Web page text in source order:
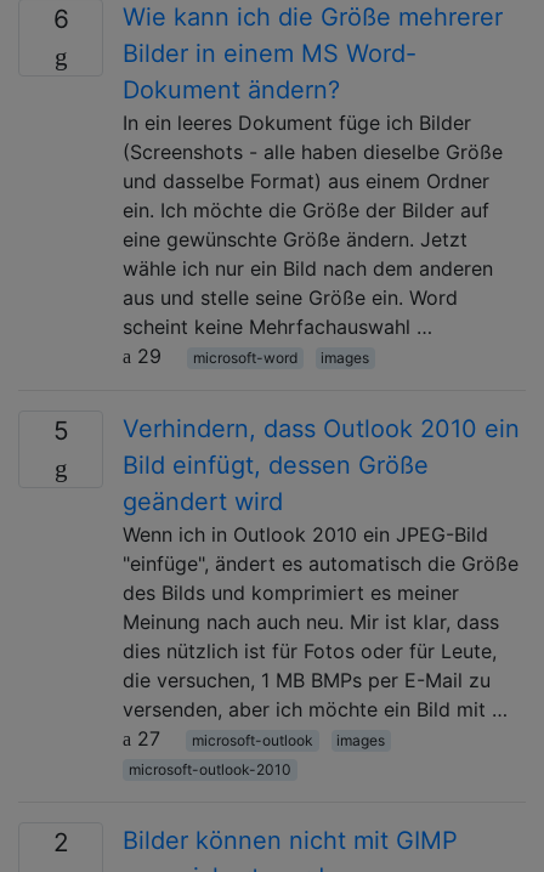
6
Wie kann ich die Größe mehrerer
Bilder in einem MS Word-
Dokument ändern?
In ein leeres Dokument füge ich Bilder
(Screenshots - alle haben dieselbe Größe
und dasselbe Format) aus einem Ordner
ein. Ich möchte die Größe der Bilder auf
eine gewünschte Größe ändern. Jetzt
wähle ich nur ein Bild nach dem anderen
aus und stelle seine Größe ein. Word
scheint keine Mehrfachauswahl …
29
microsoft-word images
5
Verhindern, dass Outlook 2010 ein
Bild einfügt, dessen Größe
geändert wird
Wenn ich in Outlook 2010 ein JPEG-Bild
"einfüge", ändert es automatisch die Größe
des Bilds und komprimiert es meiner
Meinung nach auch neu. Mir ist klar, dass
dies nützlich ist für Fotos oder für Leute,
die versuchen, 1 MB BMPs per E-Mail zu
versenden, aber ich möchte ein Bild mit …
27
microsoft-outlook
images
microsoft-outlook-2010
2
Bilder können nicht mit GIMP